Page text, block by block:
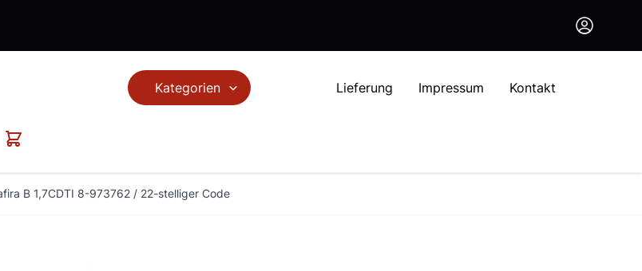
Kategorien Lieferung Impressum Kontakt
Warenkorb
B 1,7CDTI 8-973762 / 22-stelliger Code